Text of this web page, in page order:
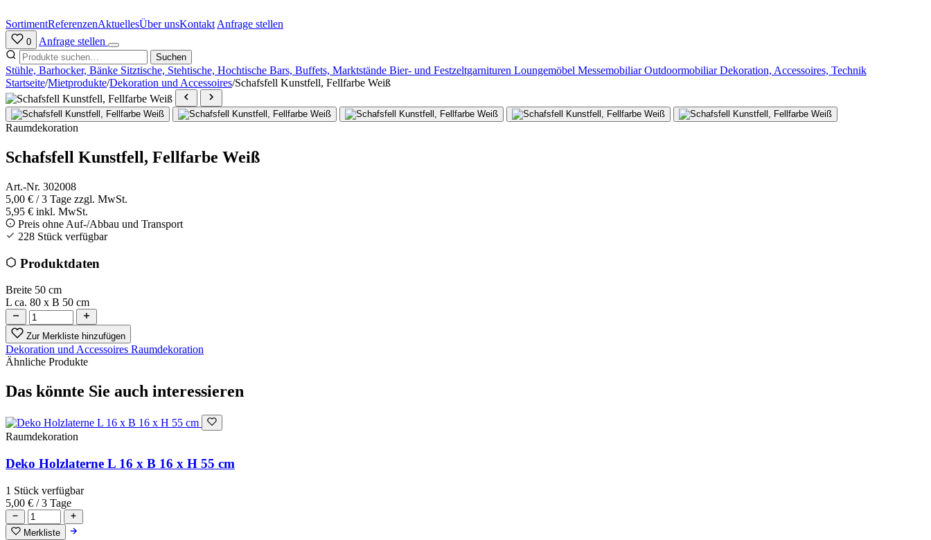
Inhalt
springen
SortimentReferenzenAktuellesÜber unsKontakt Anfrage stellen
0 Anfrage stellen
Suchen
Stühle, Barhocker, Bänke Sitztische, Stehtische, Hochtische Bars, Buffets, Marktstände Bier- und Festzeltgarnituren Loungemöbel MessemobiliarOutdoormobiliarDekoration, Accessoires, Technik
Startseite/Mietprodukte/Dekoration und Accessoires/Schafsfell Kunstfell, Fellfarbe Weiß
Raumdekoration
Schafsfell Kunstfell, Fellfarbe Weiß
Art.-Nr. 302008
5,00 € / 3 Tage zzgl. MwSt.
5,95 € inkl. MwSt.
Preis ohne Auf-/Abbau und Transport
228 Stück verfügbar
Produktdaten
Breite 50 cm
L ca. 80 x B 50 cm
Zur Merkliste hinzufügen
Dekoration und Accessoires Raumdekoration
Ähnliche Produkte
Das könnte Sie auch interessieren
Raumdekoration
Deko Holzlaterne L 16 x B 16 x H 55 cm
1 Stück verfügbar
5,00 € / 3 Tage
Merkliste